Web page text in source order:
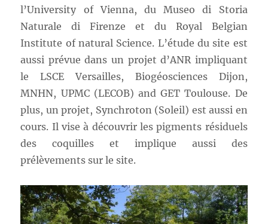
l’University of Vienna, du Museo di Storia
Naturale di Firenze et du Royal Belgian
Institute of natural Science. L’étude du site est
aussi prévue dans un projet d’ANR impliquant
le LSCE Versailles, Biogéosciences Dijon,
MNHN, UPMC (LECOB) and GET Toulouse. De
plus, un projet, Synchroton (Soleil) est aussi en
cours. Il vise à découvrir les pigments résiduels
des coquilles et implique aussi des
prélèvements sur le site.